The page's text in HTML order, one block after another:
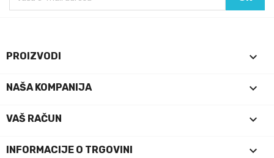
PROIZVODI 
NAŠA KOMPANIJA 
VAŠ RAČUN 
INFORMACIJE O TRGOVINI keyboard_arrow_down